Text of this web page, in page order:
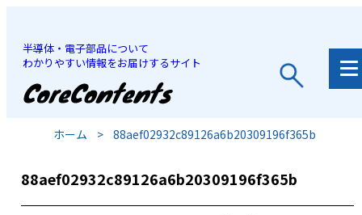
半導体・電子部品について
わかりやすい情報をお届けするサイト
JP
ホーム > 88aef02932c89126a6b20309196f365b
88aef02932c89126a6b20309196f365b